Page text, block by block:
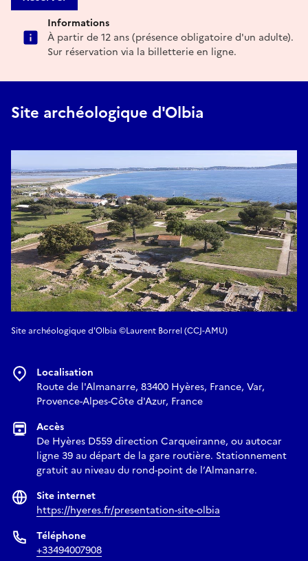
Informations
À partir de 12 ans (présence obligatoire d'un adulte).
Sur réservation via la billetterie en ligne.
Site archéologique d'Olbia
Site archéologique d'Olbia ©Laurent Borrel (CCJ-AMU)
Localisation
Route de l'Almanarre, 83400 Hyères, France, Var,
Provence-Alpes-Côte d'Azur, France
Accès
De Hyères D559 direction Carqueiranne, ou autocar
ligne 39 au départ de la gare routière. Stationnement
gratuit au niveau du rond-point de l’Almanarre.
Site internet
https://hyeres.fr/presentation-site-olbia
Téléphone
+33494007908